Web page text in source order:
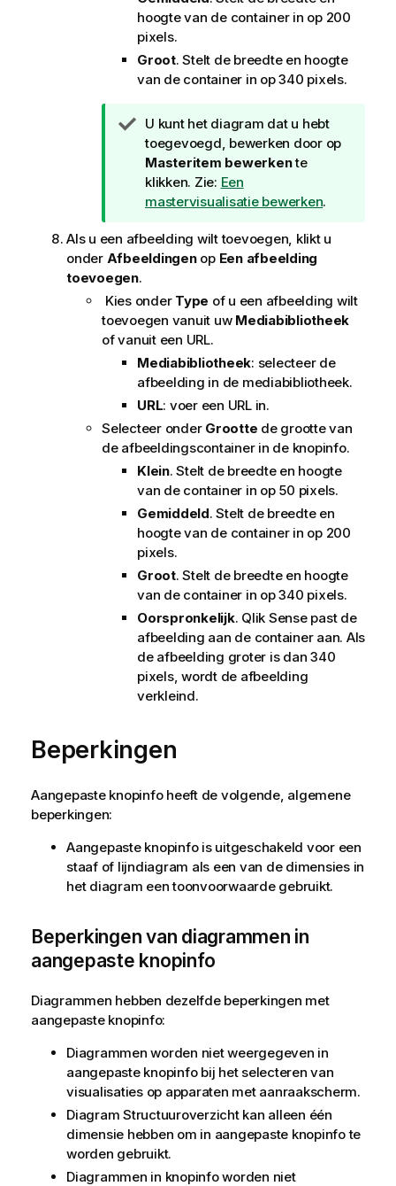
hoogte van de container in op 200
pixels.
Groot. Stelt de breedte en hoogte
van de container in op 340 pixels.
T
i
p
U kunt het diagram dat u hebt
toegevoegd, bewerken door op
Masteritem bewerkente
klikken. Zie: Een
mastervisualisatie bewerken.
Als u een afbeelding wilt toevoegen, klikt u
onder Afbeeldingenop Een afbeelding
toevoegen.
Kies onder Type of u een afbeelding wilt
toevoegen vanuit uw Mediabibliotheek
of vanuit een URL.
Mediabibliotheek: selecteer de
afbeelding in de mediabibliotheek.
URL: voer een URL in.
Selecteer onder Grootte de grootte van
de afbeeldingscontainer in de knopinfo.
Klein. Stelt de breedte en hoogte
van de container in op 50 pixels.
Gemiddeld. Stelt de breedte en
hoogte van de container in op 200
pixels.
Groot. Stelt de breedte en hoogte
van de container in op 340 pixels.
Oorspronkelijk. Qlik Sensepast de
afbeelding aan de container aan. Als
de afbeelding groter is dan 340
pixels, wordt de afbeelding
verkleind.
Beperkingen
Aangepaste knopinfo heeft de volgende, algemene
beperkingen:
Aangepaste knopinfo is uitgeschakeld voor een
staaf of lijndiagram als een van de dimensies in
het diagram een toonvoorwaarde gebruikt.
Beperkingen van diagrammen in
aangepaste knopinfo
Diagrammen hebben dezelfde beperkingen met
aangepaste knopinfo:
Diagrammen worden niet weergegeven in
aangepaste knopinfo bij het selecteren van
visualisaties op apparaten met aanraakscherm.
Diagram Structuuroverzicht kan alleen één
dimensie hebben om in aangepaste knopinfo te
worden gebruikt.
Diagrammen in knopinfo worden niet